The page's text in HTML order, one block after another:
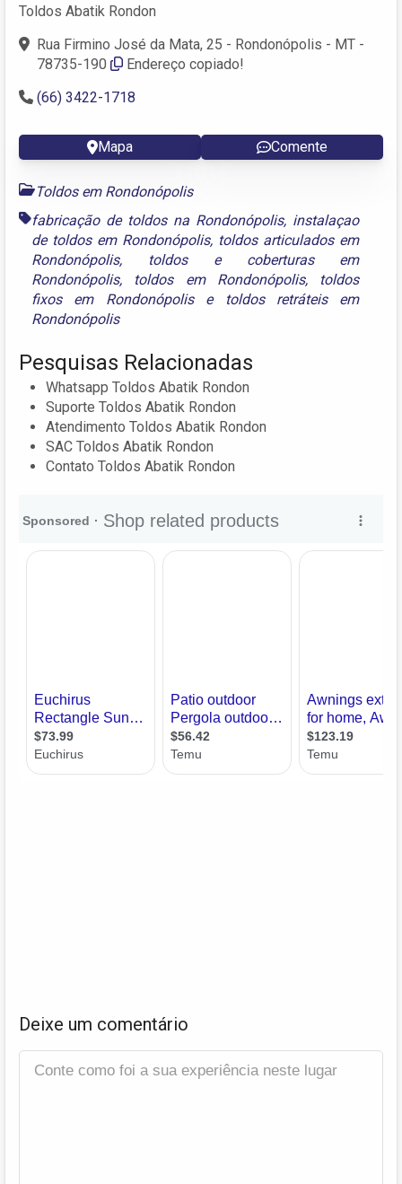
Toldos Abatik Rondon
Rua Firmino José da Mata, 25 - Rondonópolis - MT -
78735-190
Endereço copiado!
(66) 3422-1718
Mapa Comente
Toldos em Rondonópolis
fabricação de toldos na Rondonópolis, instalaçao
de toldos em Rondonópolis, toldos articulados em
Rondonópolis,
toldos e coberturas em
Rondonópolis, toldos em Rondonópolis, toldos
fixos em Rondonópolise
toldos retráteis em
Rondonópolis
Pesquisas Relacionadas
Whatsapp Toldos Abatik Rondon
Suporte Toldos Abatik Rondon
Atendimento Toldos Abatik Rondon
SAC Toldos Abatik Rondon
Contato Toldos Abatik Rondon
Deixe um comentário